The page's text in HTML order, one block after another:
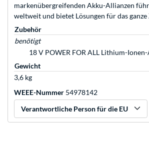
markenübergreifenden Akku-Allianzen
weltweit und bietet Lösungen für das ganze
Zubehör
benötigt
18 V POWER FOR ALL Lithium-
Gewicht
3,6 kg
WEEE-Nummer 54978142
Verantwortliche Person für die EU